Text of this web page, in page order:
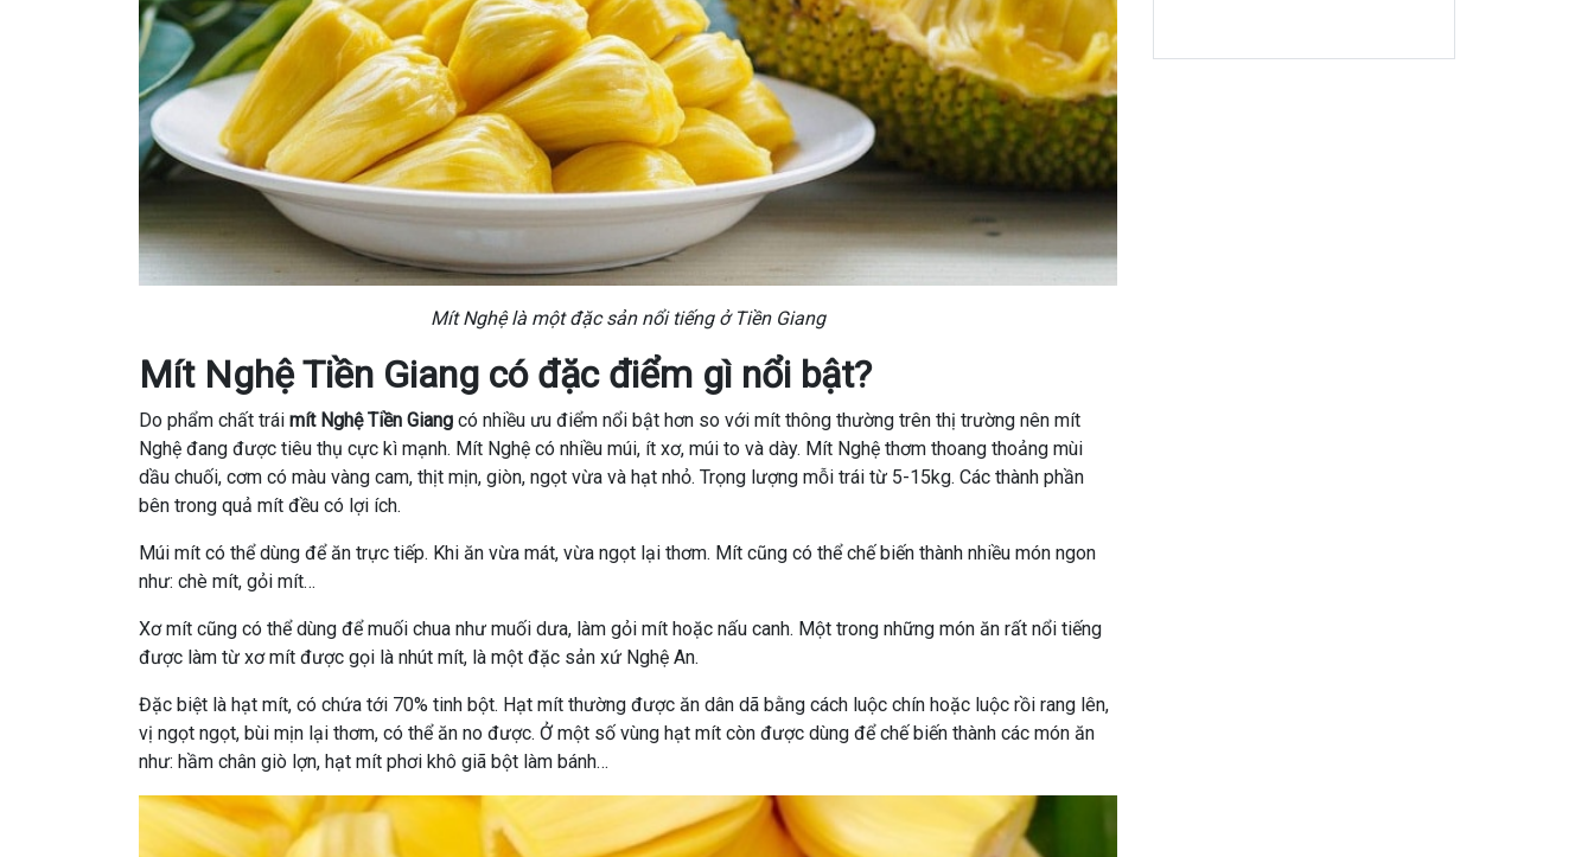
Mít Nghệ là một đặc sản nổi tiếng ở Tiền Giang
Mít Nghệ Tiền Giang có đặc điểm gì nổi bật?
Do phẩm chất trái mít Nghệ Tiền Giang có nhiều ưu điểm nổi bật hơn so với mít thông thường trên thị trường nên mít
Nghệ đang được tiêu thụ cực kì mạnh. Mít Nghệ có nhiều múi, ít xơ, múi to và dày. Mít Nghệ thơm thoang thoảng mùi
dầu chuối, cơm có màu vàng cam, thịt mịn, giòn, ngọt vừa và hạt nhỏ. Trọng lượng mỗi trái từ 5-15kg. Các thành phần
bên trong quả mít đều có lợi ích.
Múi mít có thể dùng để ăn trực tiếp. Khi ăn vừa mát, vừa ngọt lại thơm. Mít cũng có thể chế biến thành nhiều món ngon
như: chè mít, gỏi mít…
Xơ mít cũng có thể dùng để muối chua như muối dưa, làm gỏi mít hoặc nấu canh. Một trong những món ăn rất nổi tiếng
được làm từ xơ mít được gọi là nhút mít, là một đặc sản xứ Nghệ An.
Đặc biệt là hạt mít, có chứa tới 70% tinh bột. Hạt mít thường được ăn dân dã bằng cách luộc chín hoặc luộc rồi rang lên,
vị ngọt ngọt, bùi mịn lại thơm, có thể ăn no được. Ở một số vùng hạt mít còn được dùng để chế biến thành các món ăn
như: hầm chân giò lợn, hạt mít phơi khô giã bột làm bánh…